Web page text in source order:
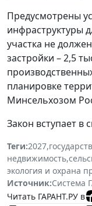
Предусмотрены
инфраструктуры
участка не
застройки – 2,5
планировке
Минсельхозом
Закон вступает в
Теги:2027,
недвижимость,
экология и охрана
Источник:Система
Читать ГАРАНТ.РУ в